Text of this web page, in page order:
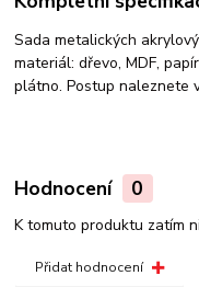
Sada metalických
materiál: dřevo, MDF,
plátno. Postup naleznete
Hodnocení 0
K tomuto produktu zatím
Přidat hodnocení